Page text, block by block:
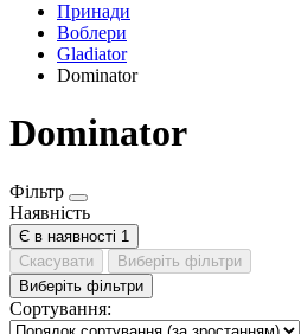
Принади
Воблери
Gladiator
Dominator
Dominator
Фільтр
Наявність
Є в наявності 1
Скасувати
Виберіть фільтри
Виберіть фільтри
Сортування: